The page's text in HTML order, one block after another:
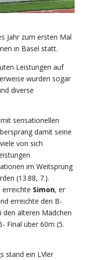
Jahr zum ersten Mal
in Basel statt.
Leistungen auf
wurden sogar
diverse
mit sensationellen
damit seine
von sich
im Weitsprung
(13.88, 7.).
erreichte Simon, er
erreichte den B-
den älteren Mädchen
Final über 60m (5.
stand ein LVler